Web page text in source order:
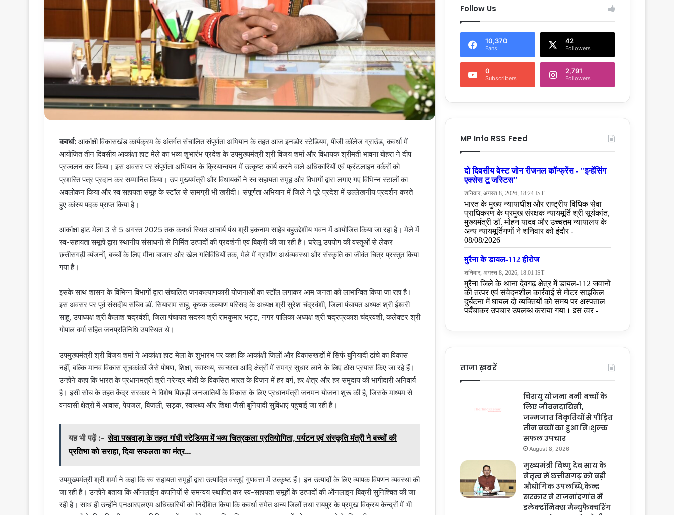
कवर्धा: आकांक्षी विकासखंड कार्यक्रम के अंतर्गत संचालित संपूर्णता अभियान के तहत आज इनडोर स्टेडियम, पीजी कॉलेज ग्राउंड, कवर्धा में
आयोजित तीन दिवसीय आकांक्षा हाट मेले का भव्य शुभारंभ प्रदेश के उपमुख्यमंत्री श्री विजय शर्मा और विधायक श्रीमती भावना बोहरा ने दीप
प्रज्वलन कर किया। इस अवसर पर संपूर्णता अभियान के क्रियान्वयन में उत्कृष्ट कार्य करने वाले अधिकारियों एवं फ्रंटलाइन वर्करों को
प्रशस्ति पत्र प्रदान कर सम्मानित किया। उप मुख्यमंत्री और विधायकों ने स्व सहायता समूह और विभागों द्वारा लगाए गए विभिन्न स्टालों का
अवलोकन किया और स्व सहायता समूह के स्टॉल से सामग्री भी खरीदी। संपूर्णता अभियान में जिले ने पूरे प्रदेश में उल्लेखनीय प्रदर्शन करते
हुए कांस्य पदक प्राप्त किया है।
आकांक्षा हाट मेला 3 से 5 अगस्त 2025 तक कवर्धा स्थित आचार्य पंथ श्री हकनाम साहेब बहुउद्देशीय भवन में आयोजित किया जा रहा है। मेले में
स्व-सहायता समूहों द्वारा स्थानीय संसाधनों से निर्मित उत्पादों की प्रदर्शनी एवं बिक्री की जा रही है। घरेलू उपयोग की वस्तुओं से लेकर
छत्तीसगढ़ी व्यंजनों, बच्चों के लिए मीना बाजार और खेल गतिविधियों तक, मेले में ग्रामीण अर्थव्यवस्था और संस्कृति का जीवंत चित्र प्रस्तुत किया
गया है।
इसके साथ शासन के विभिन्न विभागों द्वारा संचालित जनकल्याणकारी योजनाओं का स्टॉल लगाकर आम जनता को लाभान्वित किया जा रहा है।
इस अवसर पर पूर्व संसदीय सचिव डॉ. सियाराम साहू, कृषक कल्याण परिसद के अध्यक्ष श्री सुरेश चंद्रवंशी, जिला पंचायत अध्यक्ष श्री ईश्वरी
साहू, उपाध्यक्ष श्री कैलाश चंद्रवंशी, जिला पंचायत सदस्य श्री रामकुमार भट्ट, नगर पालिका अध्यक्ष श्री चंद्रप्रकाश चंद्रवंशी, कलेक्टर श्री
गोपाल वर्मा सहित जनप्रतिनिधि उपस्थित थे।
उपमुख्यमंत्री श्री विजय शर्मा ने आकांक्षा हाट मेला के शुभारंभ पर कहा कि आकांक्षी जिलों और विकासखंडों में सिर्फ बुनियादी ढांचे का विकास
नहीं, बल्कि मानव विकास सूचकांकों जैसे पोषण, शिक्षा, स्वास्थ्य, स्वच्छता आदि क्षेत्रों में समग्र सुधार लाने के लिए ठोस प्रयास किए जा रहे हैं।
उन्होंने कहा कि भारत के प्रधानमंत्री श्री नरेन्द्र मोदी के विकसित भारत के विजन में हर वर्ग, हर क्षेत्र और हर समुदाय की भागीदारी अनिवार्य
है। इसी सोच के तहत केंद्र सरकार ने विशेष पिछड़ी जनजातियों के विकास के लिए प्रधानमंत्री जनमन योजना शुरू की है, जिसके माध्यम से
वनवासी क्षेत्रों में आवास, पेयजल, बिजली, सड़क, स्वास्थ्य और शिक्षा जैसी बुनियादी सुविधाएं पहुंचाई जा रही हैं।
यह भी पढ़ें :- सेवा पखवाड़ा के तहत गांधी स्टेडियम में भव्य चित्रकला प्रतियोगिता, पर्यटन एवं संस्कृति मंत्री ने बच्चों की
प्रतिभा को सराहा, दिया सफलता का मंत्र…
उपमुख्यमंत्री श्री शर्मा ने कहा कि स्व सहायता समूहों द्वारा उत्पादित वस्तुएं गुणवत्ता में उत्कृष्ट हैं। इन उत्पादों के लिए व्यापक विपणन व्यवस्था की
जा रही है। उन्होंने बताया कि ऑनलाईन कंपनियों से समन्वय स्थापित कर स्व-सहायता समूहों के उत्पादों की ऑनलाइन बिक्री सुनिश्चित की जा
रही है। साथ ही उन्होंने एनआरएलएम अधिकारियों को निर्देशित किया कि कवर्धा समेत अन्य जिलों तथा रायपुर के प्रमुख विक्रय केन्द्रों में भी
Follow Us
10,370
Fans
42
Followers
0
Subscribers
2,791
Followers
MP Info RSS Feed
ताजा ख़बरें
चिरायु योजना बनी बच्चों के
लिए जीवनदायिनी,
जन्मजात विकृतियों से पीड़ित
तीन बच्चों का हुआ निःशुल्क
सफल उपचार
August 8, 2026
मुख्यमंत्री विष्णु देव साय के
नेतृत्व में छत्तीसगढ़ को बड़ी
औद्योगिक उपलब्धि,केन्द्र
सरकार ने राजनांदगांव में
इलेक्ट्रॉनिक्स मैन्युफैक्चरिंग